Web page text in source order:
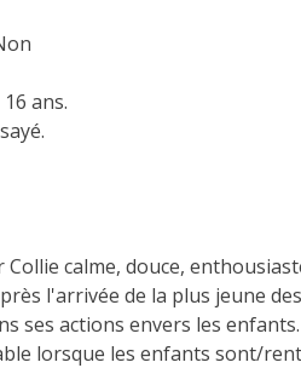
ans.
calme, douce,
l'arrivée de la plus jeune
ses actions envers les
lorsque les enfants sont/